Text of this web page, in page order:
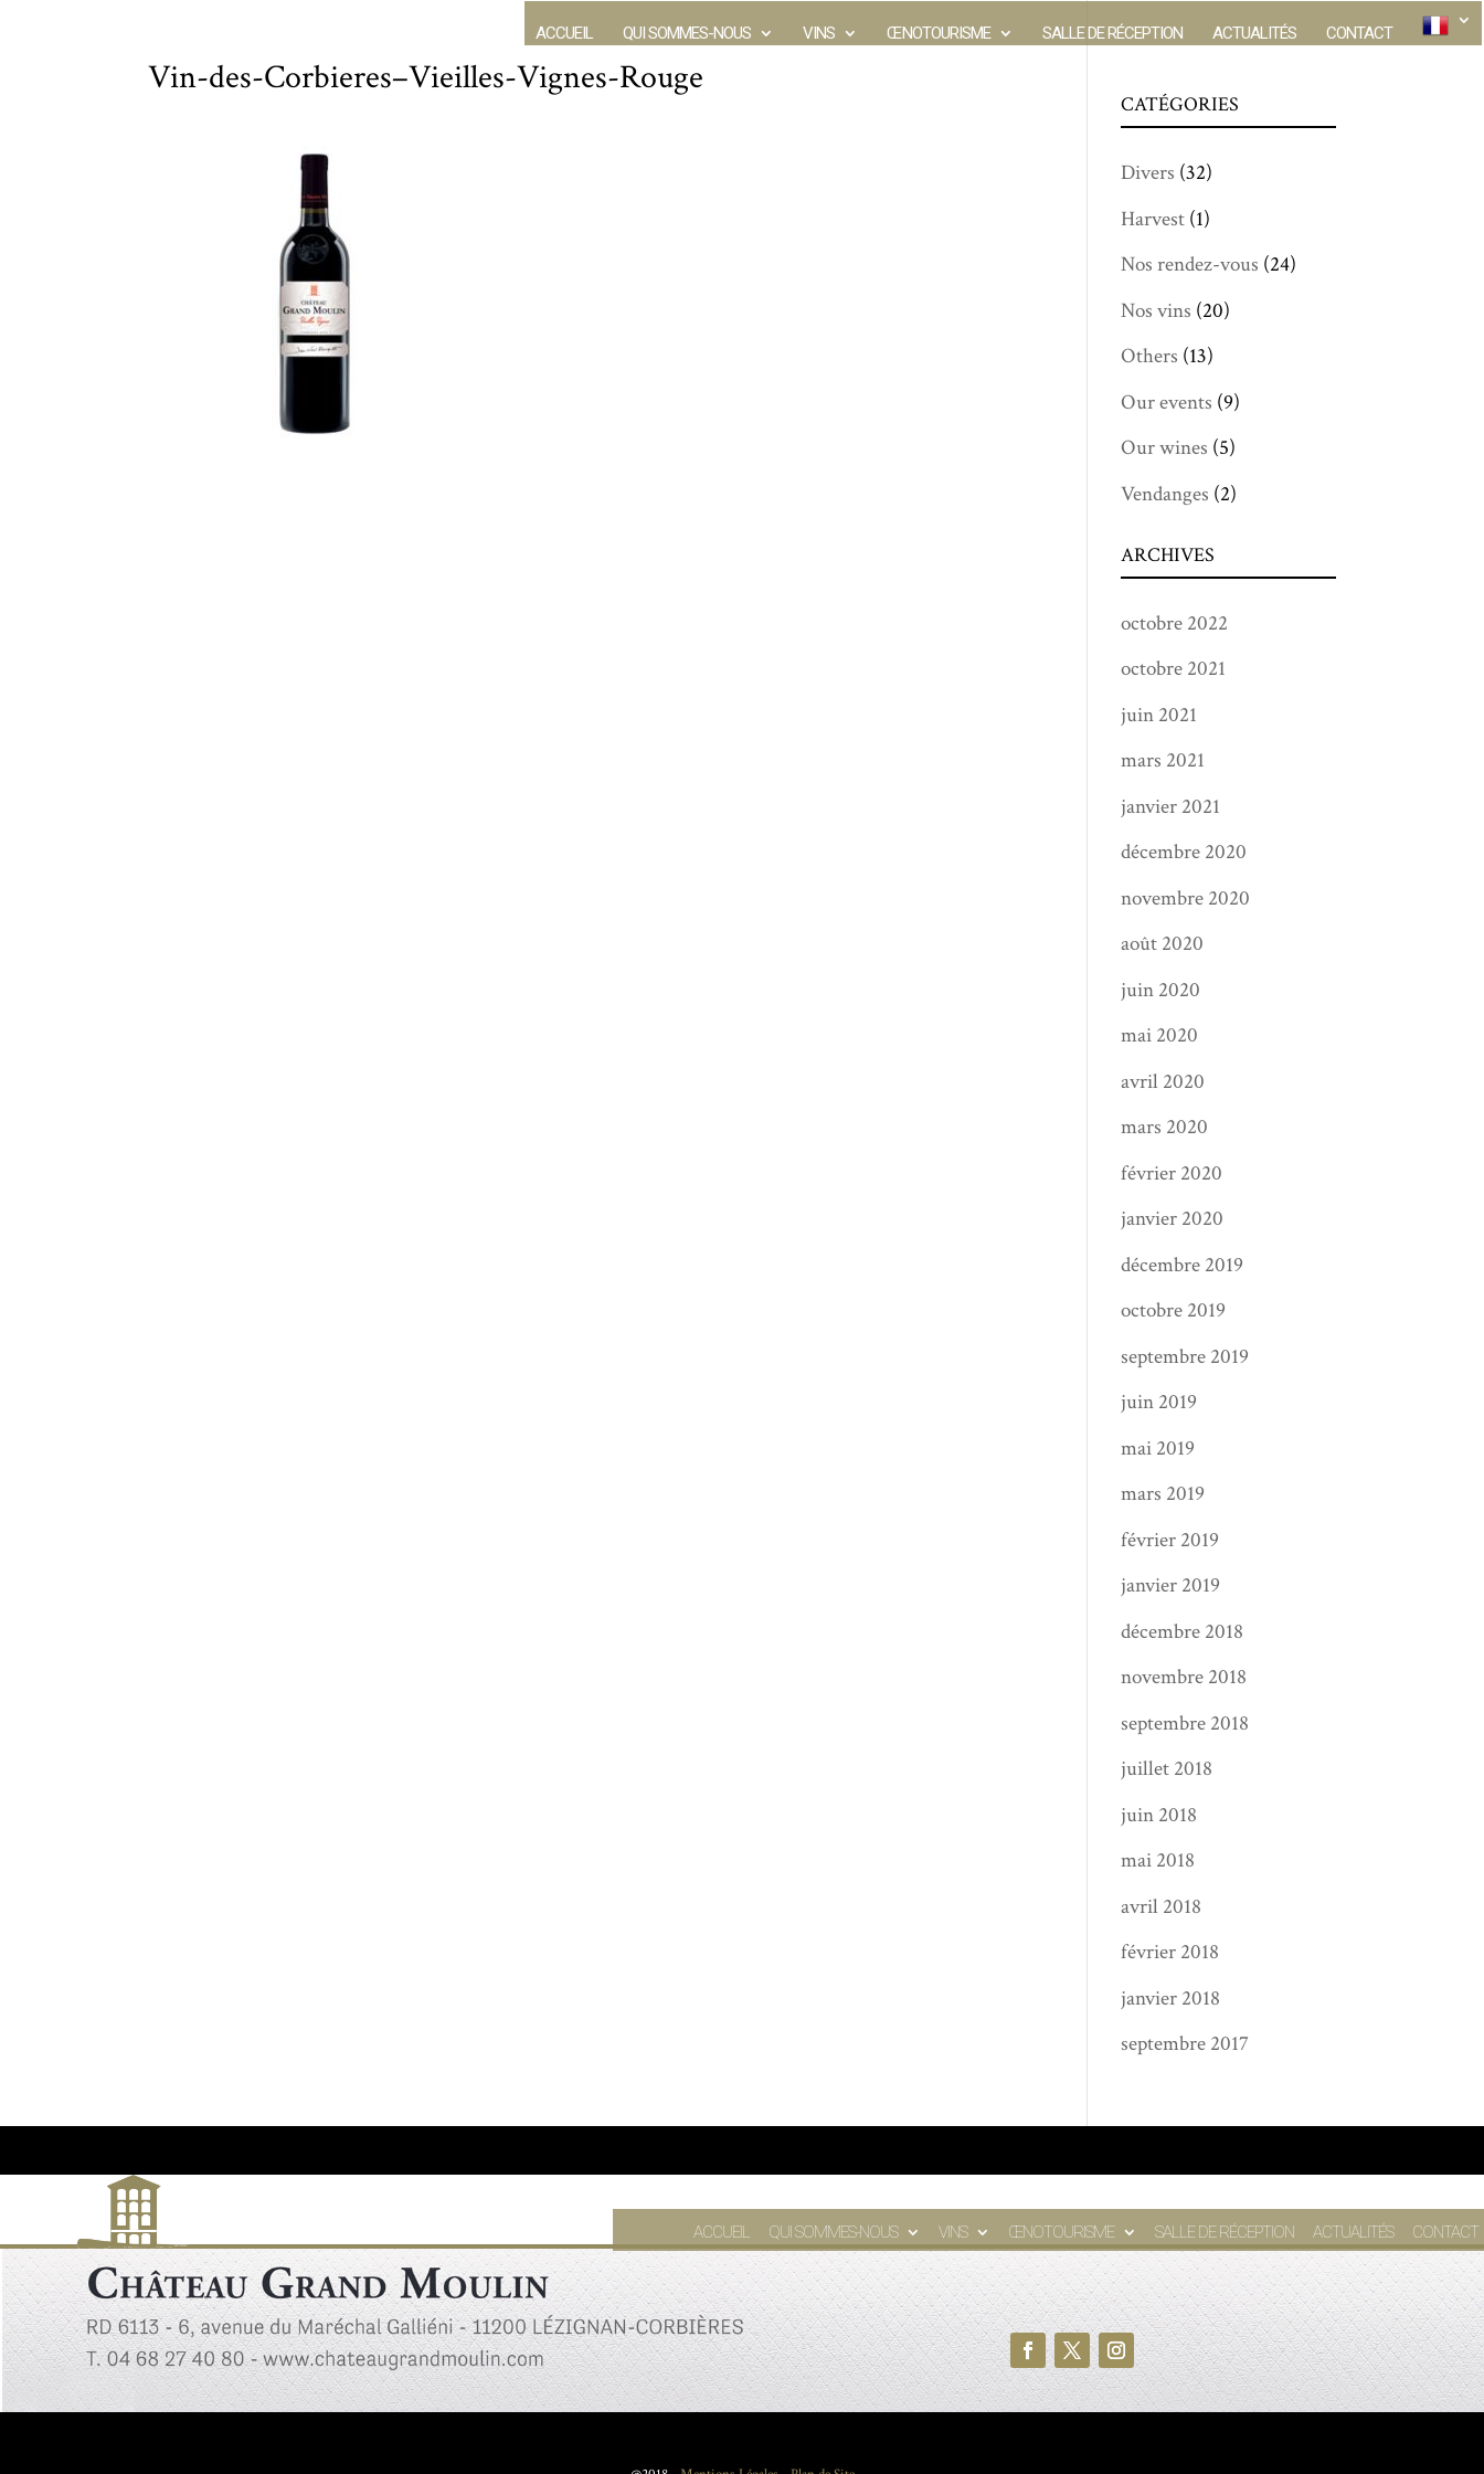
ACCUEIL QUI SOMMES-NOUS VINS ŒNOTOURISME SALLE DE RÉCEPTION ACTUALITÉS CONTACT
Vin-des-Corbieres–Vieilles-Vignes-Rouge
CATÉGORIES
Divers (32)
Harvest (1)
Nos rendez-vous (24)
Nos vins (20)
Others (13)
Our events (9)
Our wines (5)
Vendanges (2)
ARCHIVES
octobre 2022
octobre 2021
juin 2021
mars 2021
janvier 2021
décembre 2020
novembre 2020
août 2020
juin 2020
mai 2020
avril 2020
mars 2020
février 2020
janvier 2020
décembre 2019
octobre 2019
septembre 2019
juin 2019
mai 2019
mars 2019
février 2019
janvier 2019
décembre 2018
novembre 2018
septembre 2018
juillet 2018
juin 2018
mai 2018
avril 2018
février 2018
janvier 2018
septembre 2017
ACCUEIL QUI SOMMES-NOUS VINS ŒNOTOURISME SALLE DE RÉCEPTION ACTUALITÉS CONTACT